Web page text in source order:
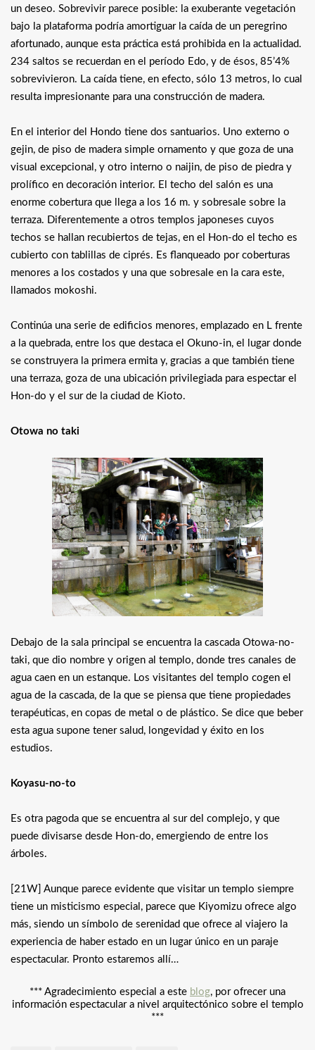
un deseo. Sobrevivir parece posible: la exuberante vegetación
bajo la plataforma podría amortiguar la caída de un peregrino
afortunado, aunque esta práctica está prohibida en la actualidad.
234 saltos se recuerdan en el período Edo, y de ésos, 85’4%
sobrevivieron. La caída tiene, en efecto, sólo 13 metros, lo cual
resulta impresionante para una construcción de madera.
En el interior del Hondo tiene dos santuarios. Uno externo o
gejin, de piso de madera simple ornamento y que goza de una
visual excepcional, y otro interno o naijin, de piso de piedra y
prolífico en decoración interior. El techo del salón es una
enorme cobertura que llega a los 16 m. y sobresale sobre la
terraza. Diferentemente a otros templos japoneses cuyos
techos se hallan recubiertos de tejas, en el Hon-do el techo es
cubierto con tablillas de ciprés. Es flanqueado por coberturas
menores a los costados y una que sobresale en la cara este,
llamados mokoshi.
Continúa una serie de edificios menores, emplazado en L frente
a la quebrada, entre los que destaca el Okuno-in, el lugar donde
se construyera la primera ermita y, gracias a que también tiene
una terraza, goza de una ubicación privilegiada para espectar el
Hon-do y el sur de la ciudad de Kioto.
Otowa no taki
Debajo de la sala principal se encuentra la cascada Otowa-no-
taki, que dio nombre y origen al templo, donde tres canales de
agua caen en un estanque. Los visitantes del templo cogen el
agua de la cascada, de la que se piensa que tiene propiedades
terapéuticas, en copas de metal o de plástico. Se dice que beber
esta agua supone tener salud, longevidad y éxito en los
estudios.
Koyasu-no-to
Es otra pagoda que se encuentra al sur del complejo, y que
puede divisarse desde Hon-do, emergiendo de entre los
árboles.
[21W] Aunque parece evidente que visitar un templo siempre
tiene un misticismo especial, parece que Kiyomizu ofrece algo
más, siendo un símbolo de serenidad que ofrece al viajero la
experiencia de haber estado en un lugar único en un paraje
espectacular. Pronto estaremos allí…
*** Agradecimiento especial a este blog, por ofrecer una
información espectacular a nivel arquitectónico sobre el templo
***